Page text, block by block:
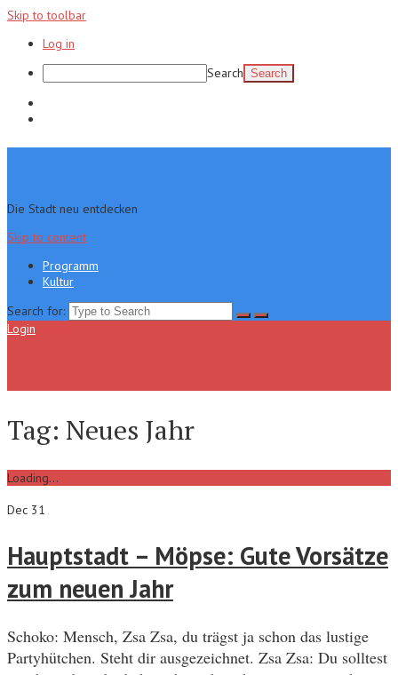
Skip to toolbar
Log in
Search
Die Stadt neu entdecken
Skip to content
Programm
Kultur
Search for:
Login
Tag: Neues Jahr
Loading...
Dec 31
Hauptstadt – Möpse: Gute Vorsätze
zum neuen Jahr
Schoko: Mensch, Zsa Zsa, du trägst ja schon das lustige
Partyhütchen. Steht dir ausgezeichnet. Zsa Zsa: Du solltest